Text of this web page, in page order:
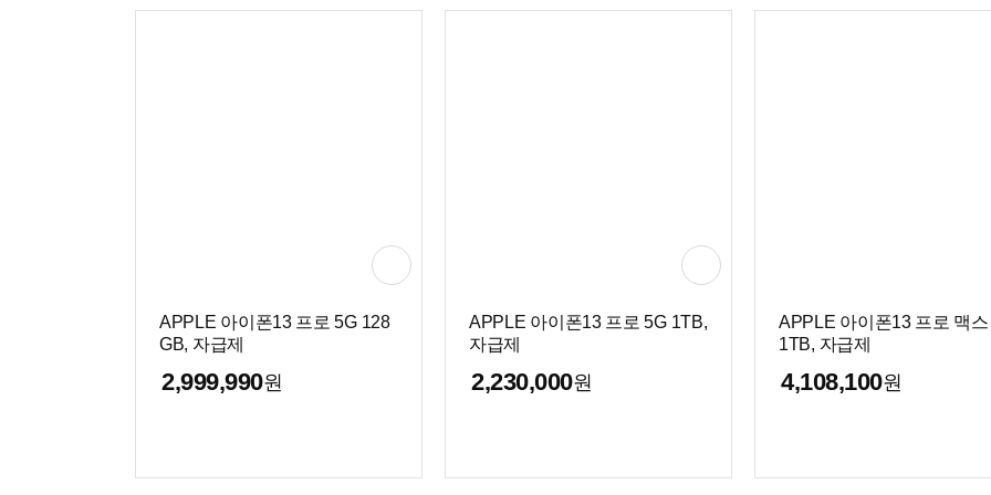
APPLE 아이폰13 프로 5G 128
GB, 자급제
2,999,990원
APPLE 아이폰13 프로 5G 1TB,
자급제
2,230,000원
APPLE 아이폰13 프로 맥스
1TB, 자급제
4,108,100원